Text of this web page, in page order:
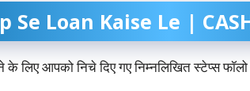
Se Loan Kaise Le |
लिए आपको निचे दिए गए निम्नलिखित स्टेप्स